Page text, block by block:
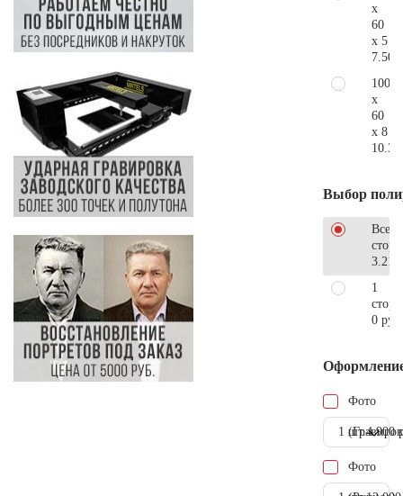
x
60
x 5
100
x
60
x 8
Выбор
Все
1
0 руб.
Фото
1 шт.4.900
Фото